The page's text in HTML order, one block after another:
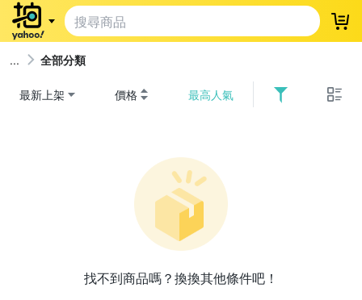
登
全部分類
最新上架 價格 最高人氣
找不到商品嗎？換換其他條件吧！